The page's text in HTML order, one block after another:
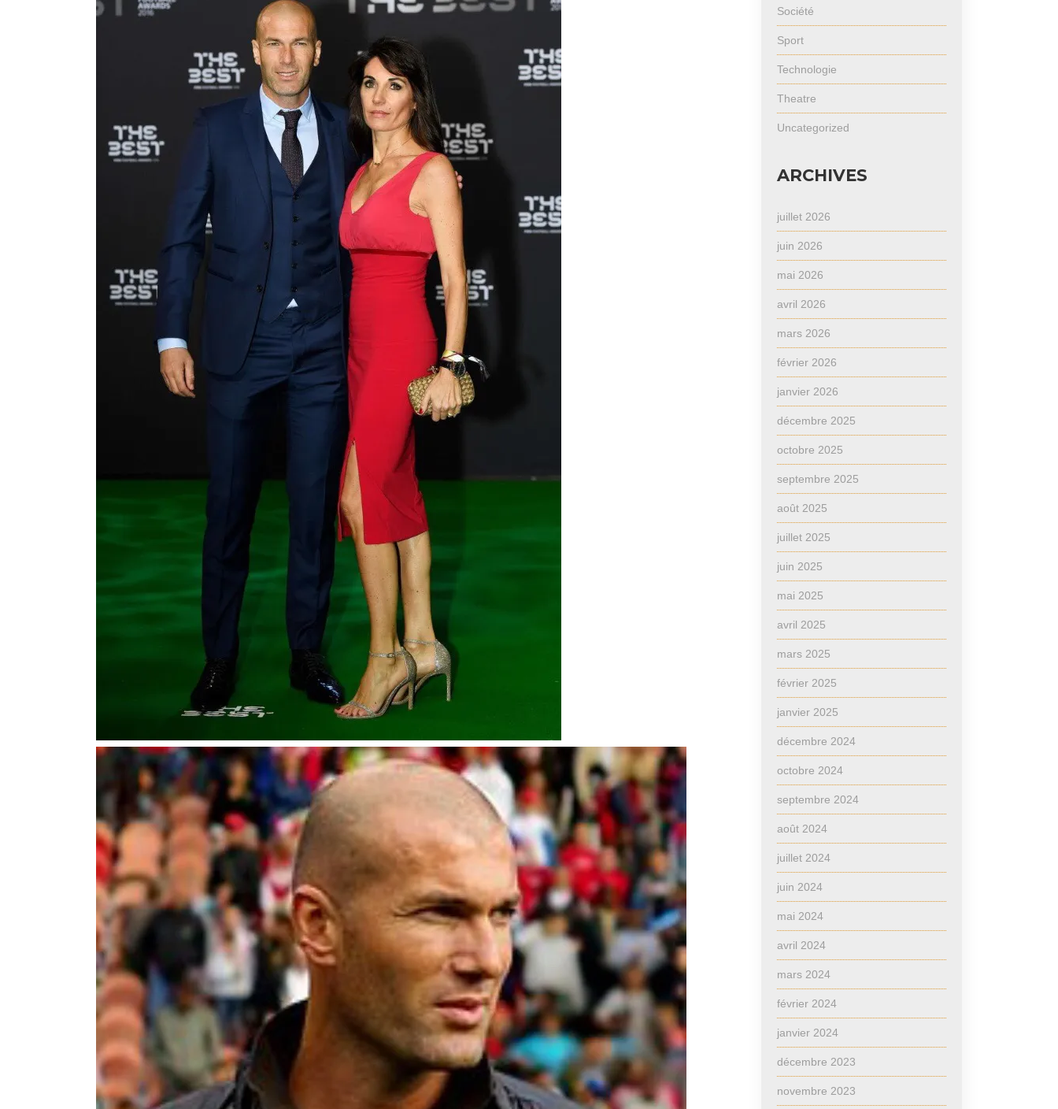
Société
Sport
Technologie
Theatre
Uncategorized
ARCHIVES
juillet 2026
juin 2026
mai 2026
avril 2026
mars 2026
février 2026
janvier 2026
décembre 2025
octobre 2025
septembre 2025
août 2025
juillet 2025
juin 2025
mai 2025
avril 2025
mars 2025
février 2025
janvier 2025
décembre 2024
octobre 2024
septembre 2024
août 2024
juillet 2024
juin 2024
mai 2024
avril 2024
mars 2024
février 2024
janvier 2024
décembre 2023
novembre 2023